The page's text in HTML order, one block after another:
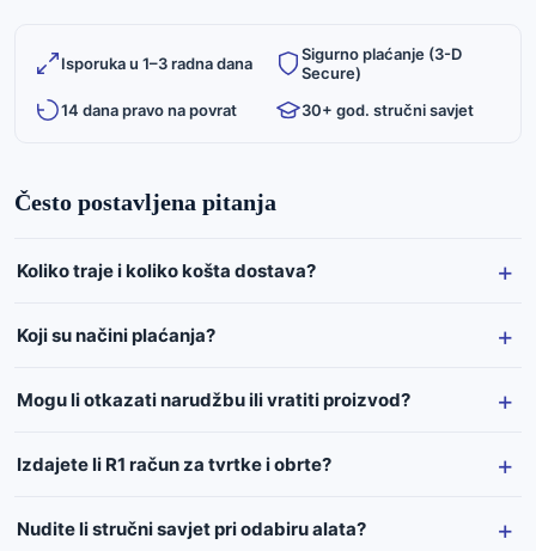
Isporuka u 1–3 radna dana
Sigurno plaćanje (3-D
Secure)
14 dana pravo na povrat
30+ god. stručni savjet
Često postavljena pitanja
Koliko traje i koliko košta dostava?
Koji su načini plaćanja?
Mogu li otkazati narudžbu ili vratiti proizvod?
Izdajete li R1 račun za tvrtke i obrte?
Nudite li stručni savjet pri odabiru alata?